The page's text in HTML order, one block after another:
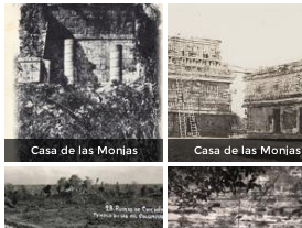
Casa de las Monjas Casa de las Monjas